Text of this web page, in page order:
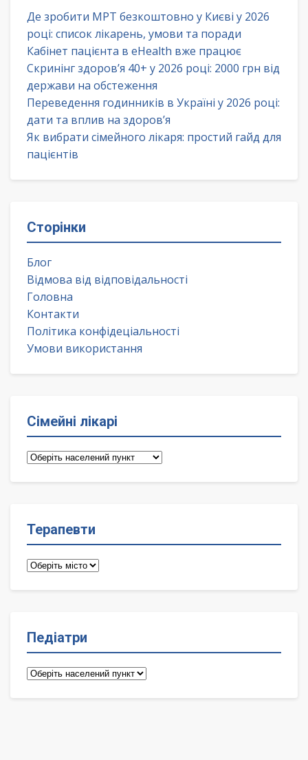
Де зробити МРТ безкоштовно у Києві у 2026
році: список лікарень, умови та поради
Кабінет пацієнта в eHealth вже працює
Скринінг здоров’я 40+ у 2026 році: 2000 грн від
держави на обстеження
Переведення годинників в Україні у 2026 році:
дати та вплив на здоров’я
Як вибрати сімейного лікаря: простий гайд для
пацієнтів
Сторінки
Блог
Відмова від відповідальності
Головна
Контакти
Політика конфідеціальності
Умови використання
Сімейні лікарі
Сімейні
Терапевти
Терапевти
Педіатри
Педіатри